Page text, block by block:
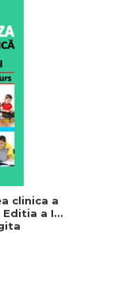
clinica a
a II-